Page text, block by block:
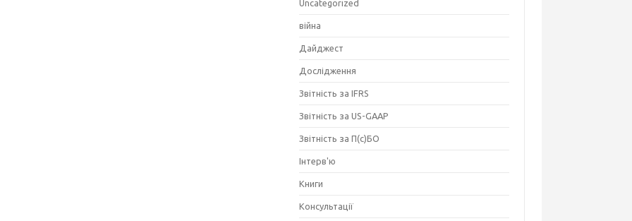
Uncategorized
війна
Дайджест
Дослідження
Звітність за IFRS
Звітність за US-GAAP
Звітність за П(с)БО
Інтерв'ю
Книги
Консультації